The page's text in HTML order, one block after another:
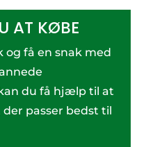
AT KØBE
og få en snak med
du få hjælp til at
passer bedst til